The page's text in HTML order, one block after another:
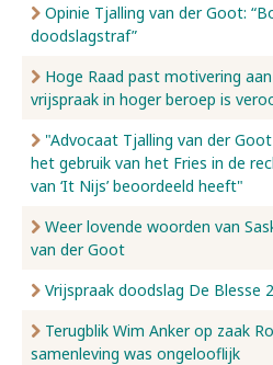
Opinie Tjalling van der Goot:
doodslagstraf”
Hoge Raad past motivering
vrijspraak in hoger beroep is
"Advocaat Tjalling van der
het gebruik van het Fries in de
van ‘It Nijs’ beoordeeld heeft"
Weer lovende woorden van
van der Goot
Vrijspraak doodslag De Blesse
Terugblik Wim Anker op zaak
samenleving was ongelooflijk